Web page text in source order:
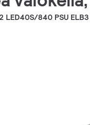
LED40S/840 PSU